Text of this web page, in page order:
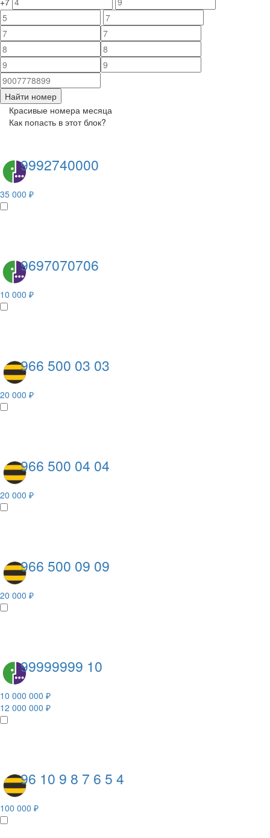
Найти номер
Красивые номера месяца
Как попасть в этот блок?
9992740000
35 000 ₽
9697070706
10 000 ₽
966 500 03 03
20 000 ₽
966 500 04 04
20 000 ₽
966 500 09 09
20 000 ₽
99999999 10
10 000 000 ₽
12 000 000 ₽
96 10 9 8 7 6 5 4
100 000 ₽